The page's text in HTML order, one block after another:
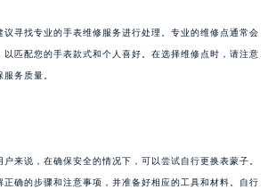
寻找专业的手表维修服务进行处理。专业的维修点通常会
匹配您的手表款式和个人喜好。在选择维修点时，请注意
务质量。
来说，在确保安全的情况下，可以尝试自行更换表蒙子。
确的步骤和注意事项，并准备好相应的工具和材料。自行